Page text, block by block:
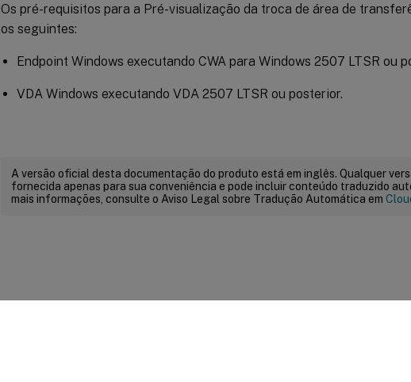
Os pré-requisitos para a Pré-visualização da troca de área de
os seguintes:
Endpoint Windows executando CWA para Windows 2507 LTSR ou
VDA Windows executando VDA 2507 LTSR ou posterior.
A versão oficial desta documentação do produto está em inglês. Qualquer
fornecida apenas para sua conveniência e pode incluir conteúdo traduzido
mais informações, consulte o Aviso Legal sobre Tradução Automática em